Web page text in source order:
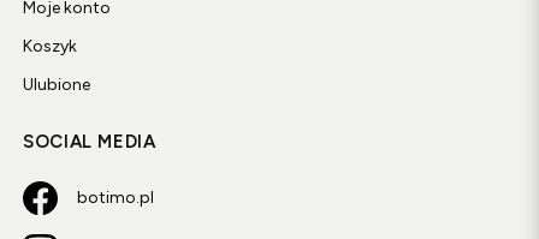
Moje konto
Koszyk
Ulubione
SOCIAL MEDIA
botimo.pl